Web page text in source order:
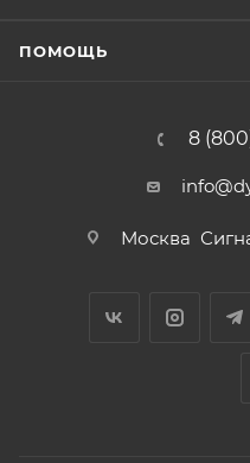
ПОМОЩЬ
8
Москва